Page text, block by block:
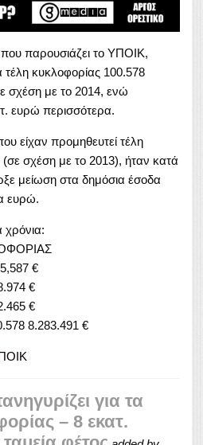
παρουσιάζει το ΥΠΟΙΚ,
κυκλοφορίας 100.578
σχέση με το 2014, ενώ
ευρώ περισσότερα.
είχαν προμηθευτεί τέλη
(σε σχέση με το 2013), ήταν κατά
μείωση στα δημόσια έσοδα
ευρώ.
χρόνια:
€
€
€
8.283.491 €
για τα
– 8 εκατ.